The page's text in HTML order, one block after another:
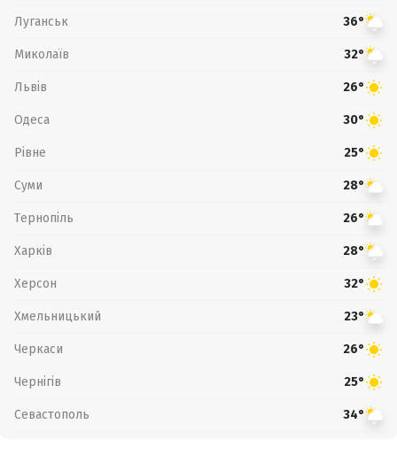
Луганськ 36°
Миколаїв 32°
Львів 26°
Одеса 30°
Рівне 25°
Суми 28°
Тернопіль 26°
Харків 28°
Херсон 32°
Хмельницький 23°
Черкаси 26°
Чернігів 25°
Севастополь 34°